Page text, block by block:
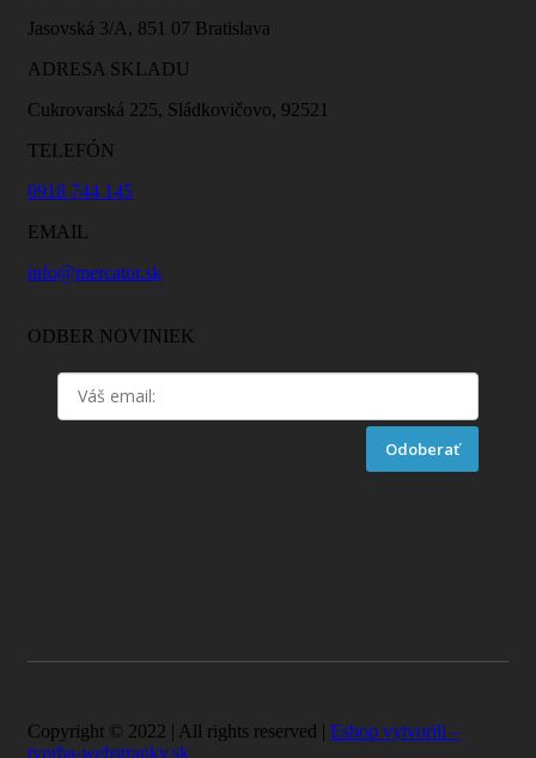
Jasovská 3/A, 851 07 Bratislava
ADRESA SKLADU
Cukrovarská 225, Sládkovičovo, 92521
TELEFÓN
0918 744 145
EMAIL
info@mercator.sk
ODBER NOVINIEK
Odoberať
Copyright © 2022 | All rights reserved | Eshop vytvorili –
tvorba-webstranky.sk